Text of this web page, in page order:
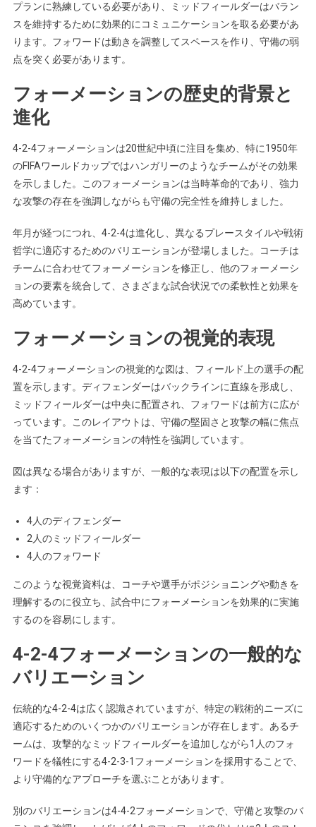
プランに熟練している必要があり、ミッドフィールダーはバラン
スを維持するために効果的にコミュニケーションを取る必要があ
ります。フォワードは動きを調整してスペースを作り、守備の弱
点を突く必要があります。
フォーメーションの歴史的背景と
進化
4-2-4フォーメーションは20世紀中頃に注目を集め、特に1950年
のFIFAワールドカップではハンガリーのようなチームがその効果
を示しました。このフォーメーションは当時革命的であり、強力
な攻撃の存在を強調しながらも守備の完全性を維持しました。
年月が経つにつれ、4-2-4は進化し、異なるプレースタイルや戦術
哲学に適応するためのバリエーションが登場しました。コーチは
チームに合わせてフォーメーションを修正し、他のフォーメーシ
ョンの要素を統合して、さまざまな試合状況での柔軟性と効果を
高めています。
フォーメーションの視覚的表現
4-2-4フォーメーションの視覚的な図は、フィールド上の選手の配
置を示します。ディフェンダーはバックラインに直線を形成し、
ミッドフィールダーは中央に配置され、フォワードは前方に広が
っています。このレイアウトは、守備の堅固さと攻撃の幅に焦点
を当てたフォーメーションの特性を強調しています。
図は異なる場合がありますが、一般的な表現は以下の配置を示し
ます：
4人のディフェンダー
2人のミッドフィールダー
4人のフォワード
このような視覚資料は、コーチや選手がポジショニングや動きを
理解するのに役立ち、試合中にフォーメーションを効果的に実施
するのを容易にします。
4-2-4フォーメーションの一般的な
バリエーション
伝統的な4-2-4は広く認識されていますが、特定の戦術的ニーズに
適応するためのいくつかのバリエーションが存在します。あるチ
ームは、攻撃的なミッドフィールダーを追加しながら1人のフォ
ワードを犠牲にする4-2-3-1フォーメーションを採用することで、
より守備的なアプローチを選ぶことがあります。
別のバリエーションは4-4-2フォーメーションで、守備と攻撃のバ